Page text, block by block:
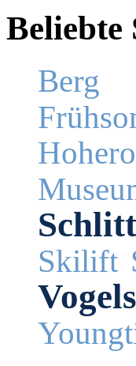
Beliebte
Berg
Skilift